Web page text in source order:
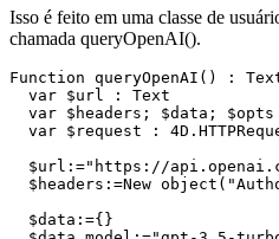
Isso é feito em uma classe de
chamada queryOpenAI().
Function queryOpenAI() :
  var $url : Text
var $headers; $data; $opts
var $request :
$url:="https://
$headers:=New
  $data:={}